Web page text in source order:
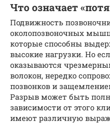
Что означает
Подвижность
околопозвоночных
которые способны
высокие нагрузки. Но
оказываются
волокон, нередко
позвонков и
Разрыв может быть
зависимости от этого
имеют различную